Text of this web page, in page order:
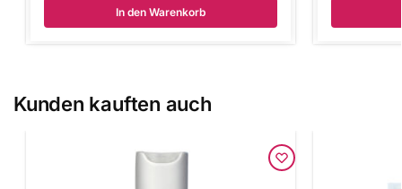
In den Warenkorb
Kunden kauften auch